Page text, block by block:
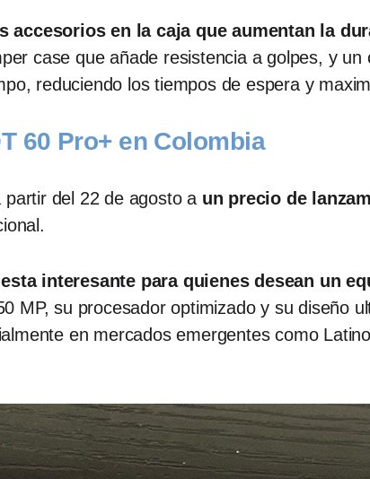
accesorios en la caja que aumentan la
case que añade resistencia a golpes, y
reduciendo los tiempos de espera y
60 Pro+ en Colombia
del 22 de agosto a un precio de
interesante para quienes desean un
MP, su procesador optimizado y su diseño
en mercados emergentes como